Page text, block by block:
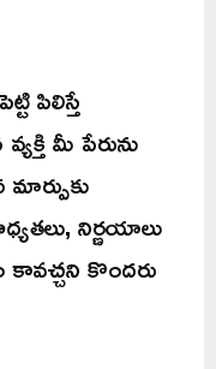
పిలిస్తే
మీ పేరును
నిర్ణయాలు
కొందరు